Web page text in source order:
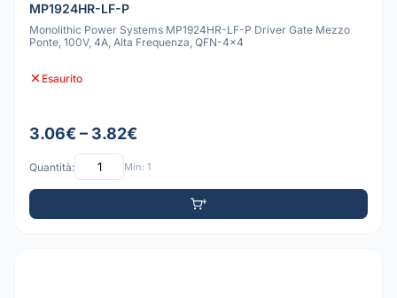
MP1924HR-LF-P
Monolithic Power Systems MP1924HR-LF-P Driver Gate Mezzo
Ponte, 100V, 4A, Alta Frequenza, QFN-4x4
Esaurito
3.06€ – 3.82€
Quantità: Min: 1